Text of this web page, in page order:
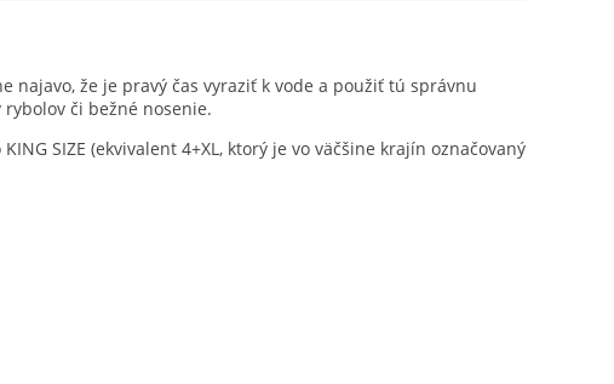
najavo, že je pravý čas vyraziť k vode a použiť tú správnu
či bežné nosenie.
SIZE (ekvivalent 4+XL, ktorý je vo väčšine krajín označovaný